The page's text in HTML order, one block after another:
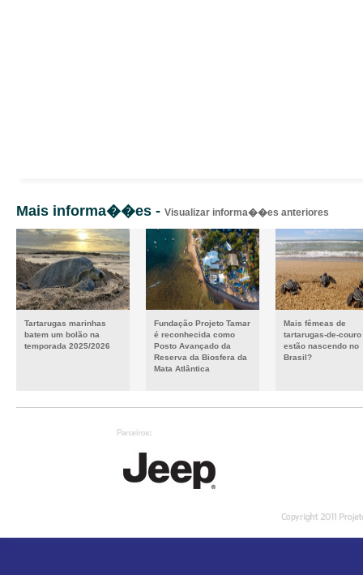
Mais informa��es - Visualizar informa��es anteriores
Tartarugas marinhas
batem um bolão na
temporada 2025/2026
Fundação Projeto Tamar
é reconhecida como
Posto Avançado da
Reserva da Biosfera da
Mata Atlântica
Mais fêmeas de
tartarugas-de-couro
estão nascendo no
Brasil?